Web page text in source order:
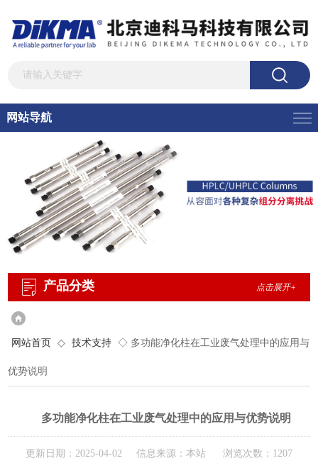
网站导航
产品分类 点击展开+
网站首页 ◇ 技术支持 ◇ 多功能净化柱在工业废气处理中的应用与
优势说明
多功能净化柱在工业废气处理中的应用与优势说明
更新日期：2025-04-02 信息来源：本站 浏览次数：1207